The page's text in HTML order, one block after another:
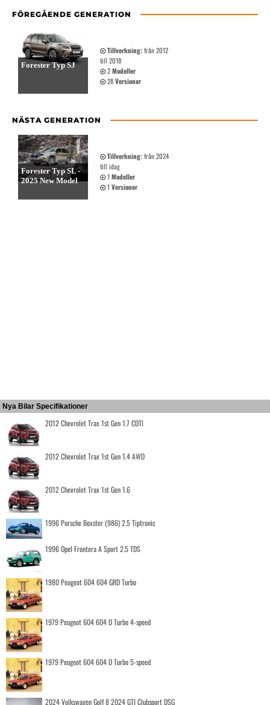
FÖREGÅENDE GENERATION
Forester Typ SJ
Tillverkning:från 2012
till 2018
2Modeller
28Versioner
NÄSTA GENERATION
Forester Typ SL -
2025 New Model
Tillverkning:från 2024
till idag
1 Modeller
1 Versioner
Nya Bilar Specifikationer
2012 Chevrolet Trax 1st Gen 1.7 CDTI
2012 Chevrolet Trax 1st Gen 1.4 AWD
2012 Chevrolet Trax 1st Gen 1.6
1996 Porsche Boxster (986) 2.5 Tiptronic
1996 Opel Frontera A Sport 2.5 TDS
1980 Peugeot 604 604 GRD Turbo
1979 Peugeot 604 604 D Turbo 4-speed
1979 Peugeot 604 604 D Turbo 5-speed
2024 Volkswagen Golf 8 2024 GTI Clubsport DSG